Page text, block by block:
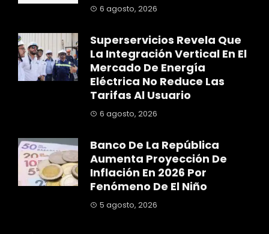
6 agosto, 2026
Superservicios Revela Que
La Integración Vertical En El
Mercado De Energía
Eléctrica No Reduce Las
Tarifas Al Usuario
6 agosto, 2026
Banco De La República
Aumenta Proyección De
Inflación En 2026 Por
Fenómeno De El Niño
5 agosto, 2026